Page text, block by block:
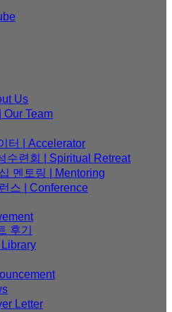
Us
Our Team
터​ | Accelerator
수련회 | Spiritual Retreat
멘토링 | Mentoring
스 | Conference
후기
Letter